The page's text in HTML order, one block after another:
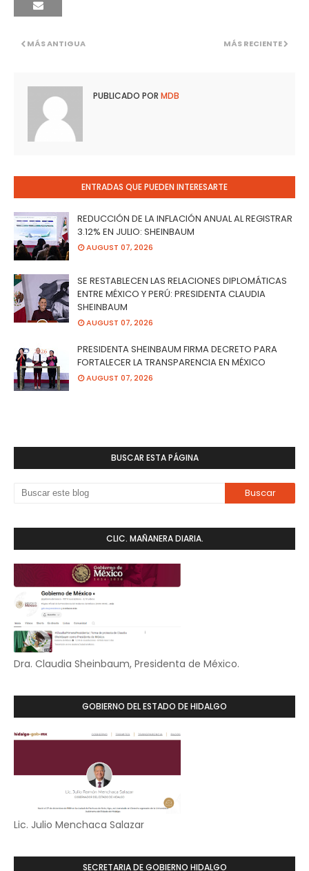
MÁS RECIENTE
MÁS ANTIGUA
PUBLICADO POR MDB
ENTRADAS QUE PUEDEN INTERESARTE
REDUCCIÓN DE LA INFLACIÓN ANUAL AL REGISTRAR
3.12% EN JULIO: SHEINBAUM
AUGUST 07, 2026
SE RESTABLECEN LAS RELACIONES DIPLOMÁTICAS
ENTRE MÉXICO Y PERÚ: PRESIDENTA CLAUDIA
SHEINBAUM
AUGUST 07, 2026
PRESIDENTA SHEINBAUM FIRMA DECRETO PARA
FORTALECER LA TRANSPARENCIA EN MÉXICO
AUGUST 07, 2026
BUSCAR ESTA PÁGINA
CLIC. MAÑANERA DIARIA.
Dra. Claudia Sheinbaum, Presidenta de México.
GOBIERNO DEL ESTADO DE HIDALGO
Lic. Julio Menchaca Salazar
SECRETARIA DE GOBIERNO HIDALGO